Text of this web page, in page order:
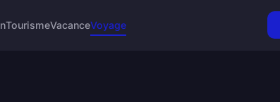
TourismeVacanceVoyage